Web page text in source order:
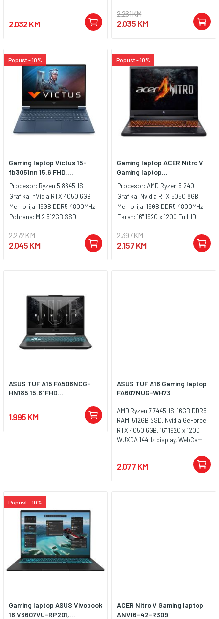
Thunderbolt 4, 1x HDMI, 1x stereo
Cell, Tastatura: BiH sa
jednobojnim osvjetljenjem,
Težina: 2.2kg, Boja: Siva, FreeDos
2.032 KM
2.261 KM
2.035 KM
Popust - 10%
Gaming laptop Victus 15-
fb3051nn 15.6 FHD,...
Procesor: Ryzen 5 8645HS
Grafika: nVidia RTX 4050 6GB
Memorija: 16GB DDR5 4800MHz
Pohrana: M.2 512GB SSD
2.272 KM
2.045 KM
Popust - 10%
Gaming laptop ACER Nitro V
Gaming laptop...
Procesor: AMD Ryzen 5 240
Grafika: Nvidia RTX 5050 8GB
Memorija: 16GB DDR5 4800MHz
Ekran: 16" 1920 x 1200 FullHD
2.397 KM
2.157 KM
ASUS TUF A15 FA506NCG-
HN185 15.6"FHD...
1.995 KM
ASUS TUF A16 Gaming laptop
FA607NUG-WH73
AMD Ryzen 7 7445HS, 16GB DDR5
RAM, 512GB SSD, Nvidia GeForce
RTX 4050 6GB, 16" 1920 x 1200
WUXGA 144Hz display, WebCam
1x HDMI 2.1 FRL 2x USB 3.2 Gen 1
Type-A (data speed up to 5Gbps)
2.077 KM
Popust - 10%
Gaming laptop ASUS Vivobook
16 V3607VU-RP201,...
ACER Nitro V Gaming laptop
ANV16-42-R309